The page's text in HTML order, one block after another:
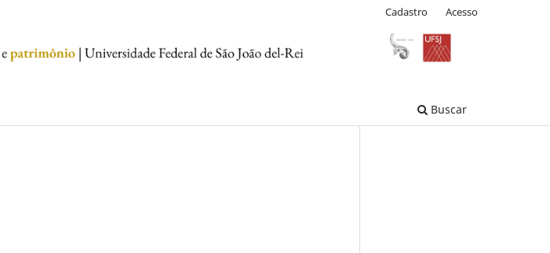
Buscar
Cadastro Acesso